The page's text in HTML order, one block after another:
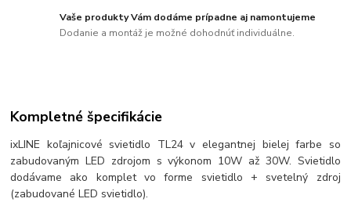
Vaše produkty Vám dodáme prípadne aj namontujeme
Dodanie a montáž je možné dohodnúť individuálne.
Kompletné špecifikácie
ixLINE koľajnicové svietidlo TL24 v elegantnej bielej farbe so
zabudovaným LED zdrojom s výkonom 10W až 30W. Svietidlo
dodávame ako komplet vo forme svietidlo + svetelný zdroj
(zabudované LED svietidlo).